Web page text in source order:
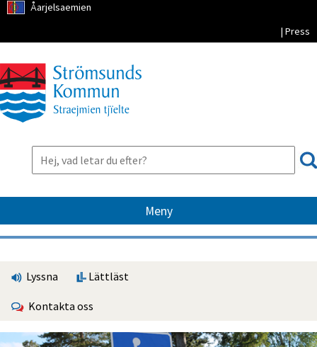
Åarjelsaemien
| Press
Meny
Lyssna Lättläst
Kontakta oss